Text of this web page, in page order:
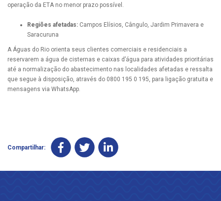
operação da ETA no menor prazo possível.
Regiões afetadas: Campos Elísios, Cângulo, Jardim Primavera e
Saracuruna
A Águas do Rio orienta seus clientes comerciais e residenciais a
reservarem a água de cisternas e caixas d’água para atividades prioritárias
até a normalização do abastecimento nas localidades afetadas e ressalta
que segue à disposição, através do 0800 195 0 195, para ligação gratuita e
mensagens via WhatsApp.
Compartilhar: